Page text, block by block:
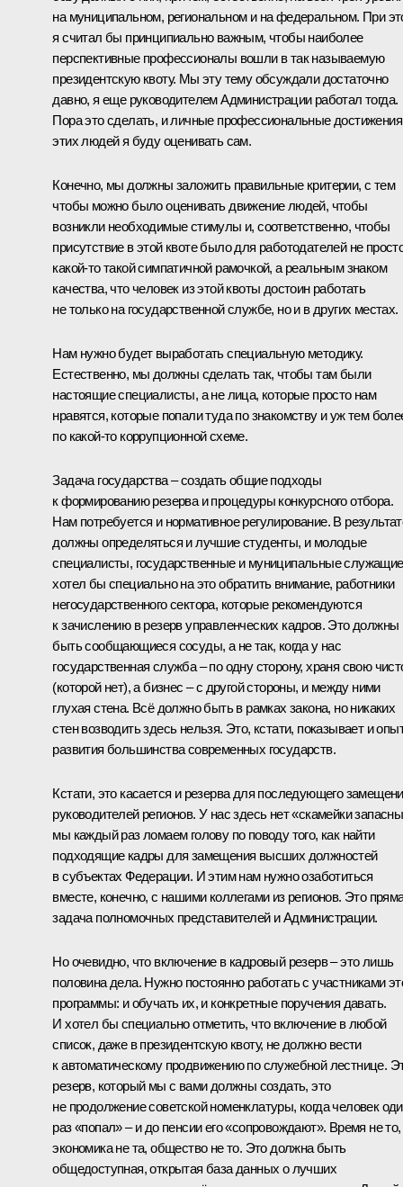
на муниципальном, региональном и на федеральном. При
я считал бы принципиально важным, чтобы наиболее
перспективные профессионалы вошли в так называемую
президентскую квоту. Мы эту тему обсуждали достаточно
давно, я еще руководителем Администрации работал тогда.
Пора это сделать, и личные профессиональные достижения
этих людей я буду оценивать сам.
Конечно, мы должны заложить правильные критерии, с тем
чтобы можно было оценивать движение людей, чтобы
возникли необходимые стимулы и, соответственно, чтобы
присутствие в этой квоте было для работодателей не
какой‑то такой симпатичной рамочкой, а реальным знаком
качества, что человек из этой квоты достоин работать
не только на государственной службе, но и в других местах.
Нам нужно будет выработать специальную методику.
Естественно, мы должны сделать так, чтобы там были
настоящие специалисты, а не лица, которые просто нам
нравятся, которые попали туда по знакомству и уж тем
по какой‑то коррупционной схеме.
Задача государства – создать общие подходы
к формированию резерва и процедуры конкурсного отбора.
Нам потребуется и нормативное регулирование. В
должны определяться и лучшие студенты, и молодые
специалисты, государственные и муниципальные
хотел бы специально на это обратить внимание, работники
негосударственного сектора, которые рекомендуются
к зачислению в резерв управленческих кадров. Это должны
быть сообщающиеся сосуды, а не так, когда у нас
государственная служба – по одну сторону, храня свою
(которой нет), а бизнес – с другой стороны, и между ними
глухая стена. Всё должно быть в рамках закона, но никаких
стен возводить здесь нельзя. Это, кстати, показывает и
развития большинства современных государств.
Кстати, это касается и резерва для последующего
руководителей регионов. У нас здесь нет «скамейки
мы каждый раз ломаем голову по поводу того, как найти
подходящие кадры для замещения высших должностей
в субъектах Федерации. И этим нам нужно озаботиться
вместе, конечно, с нашими коллегами из регионов. Это
задача полномочных представителей и Администрации.
Но очевидно, что включение в кадровый резерв – это лишь
половина дела. Нужно постоянно работать с участниками
программы: и обучать их, и конкретные поручения давать.
И хотел бы специально отметить, что включение в любой
список, даже в президентскую квоту, не должно вести
к автоматическому продвижению по служебной лестнице.
резерв, который мы с вами должны создать, это
не продолжение советской номенклатуры, когда человек
раз «попал» – и до пенсии его «сопровождают». Время не то,
экономика не та, общество не то. Это должна быть
общедоступная, открытая база данных о лучших